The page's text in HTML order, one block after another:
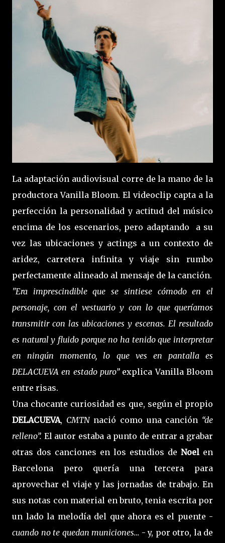
La adaptación audiovisual corre de la mano de la
productora Vanilla Bloom. El videoclip capta a la
perfección la personalidad y actitud del músico
encima de los escenarios, pero adaptando a su
vez las ubicaciones y actings a un contexto de
aridez, carretera infinita y viaje sin rumbo
perfectamente alineado al mensaje de la canción.
"Era imprescindible que se sintiese cómodo en el
personaje, con el vestuario y con lo que queríamos
transmitir con las ubicaciones y escenas. El resultado
es natural y fluido porque no ha tenido que interpretar
en ningún momento, lo que ves en pantalla es
DELACUEVA en estado puro”explica Vanilla Bloom
entre risas.
Una chocante curiosidad es que, según el propio
DELACUEVA, CMTN nació como una canción “de
relleno”. El autor estaba a punto de entrar a grabar
otras dos canciones en los estudios de Noel en
Barcelona pero quería una tercera para
aprovechar el viaje y las jornadas de trabajo. En
sus notas con material en bruto, tenia escrita por
un lado la melodía del que ahora es el puente -
cuando no te quedan municiones… - y, por otro, la de